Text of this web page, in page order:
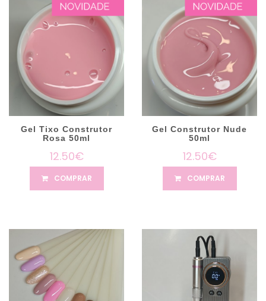
Gel Tixo Construtor
Rosa 50ml
12.50€
COMPRAR
Gel Construtor Nude
50ml
12.50€
COMPRAR